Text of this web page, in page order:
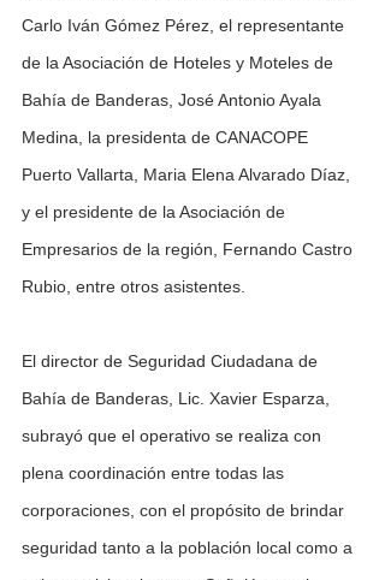
Carlo Iván Gómez Pérez, el representante
de la Asociación de Hoteles y Moteles de
Bahía de Banderas, José Antonio Ayala
Medina, la presidenta de CANACOPE
Puerto Vallarta, Maria Elena Alvarado Díaz,
y el presidente de la Asociación de
Empresarios de la región, Fernando Castro
Rubio, entre otros asistentes.
El director de Seguridad Ciudadana de
Bahía de Banderas, Lic. Xavier Esparza,
subrayó que el operativo se realiza con
plena coordinación entre todas las
corporaciones, con el propósito de brindar
seguridad tanto a la población local como a